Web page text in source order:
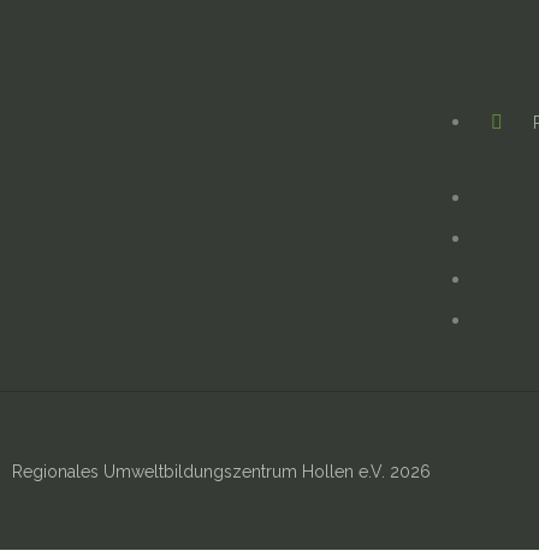
Regionales Umweltbildungszentrum Hollen e.V. 2026